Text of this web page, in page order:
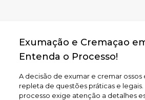
Exumação e Cremaçao
Entenda o Processo!
A decisão de exumar e cremar ossos
repleta de questões práticas e legais.
processo exige atenção a detalhes